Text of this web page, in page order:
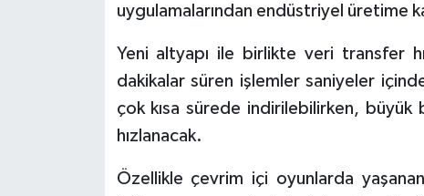
uygulamalarından endüstriyel üretime
Yeni altyapı ile birlikte veri transfer
dakikalar süren işlemler saniyeler
çok kısa sürede indirilebilirken, büyük
hızlanacak.
Özellikle çevrim içi oyunlarda